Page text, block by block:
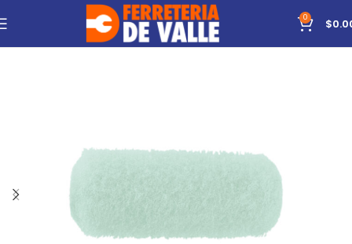
0 $